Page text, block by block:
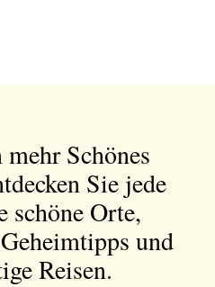
Schönes
Sie jede
schöne Orte,
und
Reisen.